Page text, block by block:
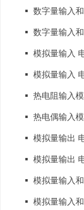
▪ 数字量输入
▪ 数字量输入
▪ 模拟量输入
▪ 模拟量输入
▪ 热电阻输入模
▪ 热电偶输入模
▪ 模拟量输出
▪ 模拟量输出
▪ 模拟量输入
▪ 模拟量输入